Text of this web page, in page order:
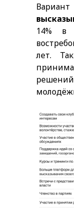
Вариант
14% в
лет.